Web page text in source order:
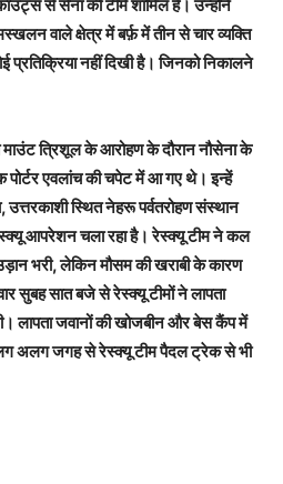
से सेना की टीमें शामिल हैं। उन्‍होंने
वाले क्षेत्र में बर्फ़ में तीन से चार व्यक्ति
नहीं दिखी है। जिनको निकालने
माउंट त्रिशूल के आरोहण के दौरान नौसेना के
पोर्टर एवलांच की चपेट में आ गए थे। इन्हें
स्थित नेहरू पर्वतरोहण संस्थान
आपरेशन चला रहा है। रेस्‍क्‍यू टीम ने कल
भरी, लेकिन मौसम की खराबी के कारण
सुबह सात बजे से रेस्‍क्‍यू टीमों ने लापता
लापता जवानों की खोजबीन और बेस कैंप में
अलग जगह से रेस्क्यू टीम पैदल ट्रेक से भी